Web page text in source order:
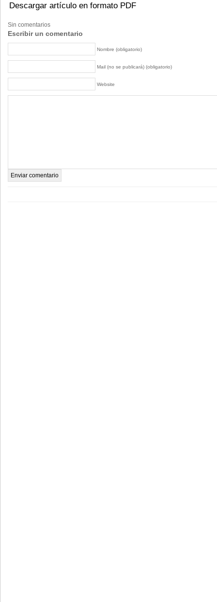
Descargar artículo en formato PDF
Sin comentarios
Escribir un comentario
Nombre (obligatorio)
Mail (no se publicará) (obligatorio)
Website